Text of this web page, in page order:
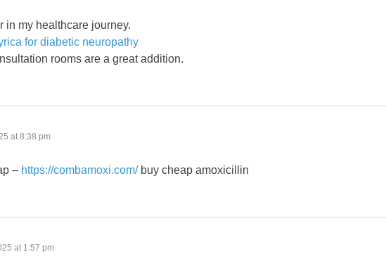
in my healthcare journey.
for diabetic neuropathy
rooms are a great addition.
at 8:38 pm
– https://combamoxi.com/buy cheap amoxicillin
at 1:57 pm